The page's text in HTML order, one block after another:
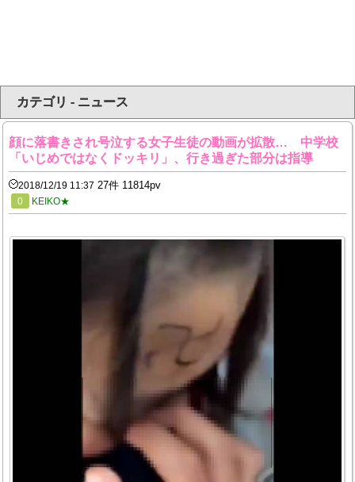
カテゴリ - ニュース
顔に落書きされ号泣する女子生徒の動画が拡散… 中学校
「いじめではなくドッキリ」、行き過ぎた部分は指導
2018/12/19 11:37 27件 11814pv
0 KEIKO★